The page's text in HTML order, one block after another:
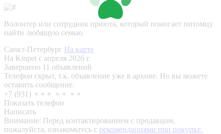
Волонтер или сотрудник приюта, который помогает питомцу
найти любящую семью.
Санкт-Петербург На карте
На Kinpet c апреля 2026 г.
Завершено 11 объявлений
Телефон скрыт, т.к. объявление уже в архиве. Но вы можете
оставить сообщение.
+7 (931) ⚬⚬⚬ ⚬⚬ ⚬⚬
Показать телефон
Написать
Внимание: Перед контактированием с продавцом,
пожалуйста, ознакомьтесь с рекомендациями при покупке.